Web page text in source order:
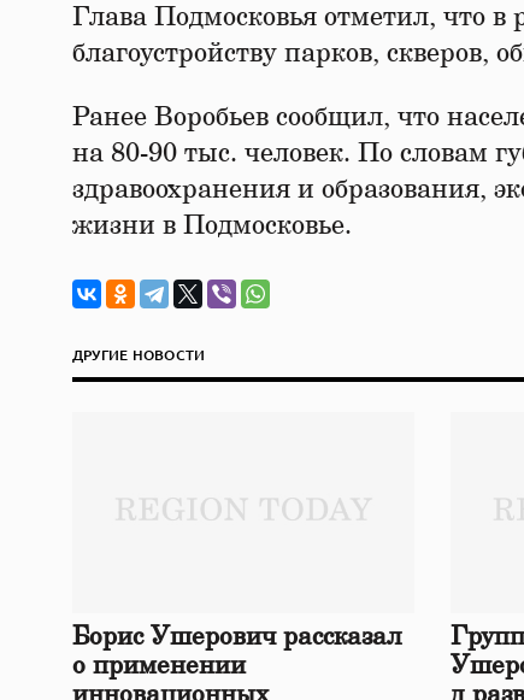
Глава Подмосковья отметил, что в
благоустройству парков, скверов,
Ранее Воробьев сообщил, что
на 80-90 тыс. человек. По словам
здравоохранения и образования,
жизни в Подмосковье.
ДРУГИЕ НОВОСТИ
Борис Ушерович рассказал
о применении
инновационных
д